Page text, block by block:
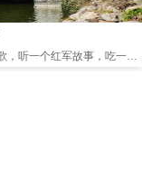
(特惠团：仅此一月)穿红军服，重走红军路，唱一首红歌，听一个红军故事，吃一顿红军餐，忆苦思甜